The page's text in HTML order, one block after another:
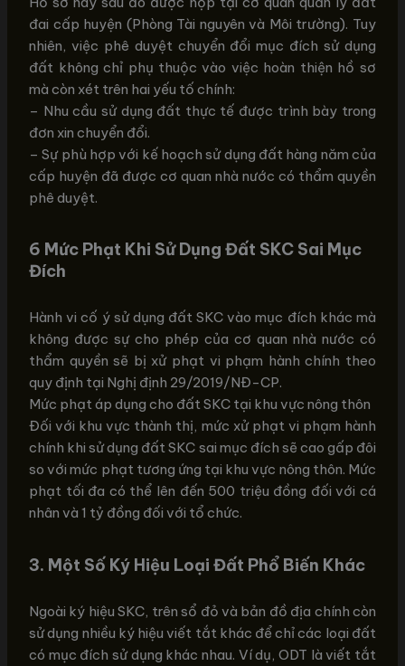
đai cấp huyện (Phòng Tài nguyên và Môi trường). Tuy
nhiên, việc phê duyệt chuyển đổi mục đích sử dụng
đất không chỉ phụ thuộc vào việc hoàn thiện hồ sơ
mà còn xét trên hai yếu tố chính:
– Nhu cầu sử dụng đất thực tế được trình bày trong
đơn xin chuyển đổi.
– Sự phù hợp với kế hoạch sử dụng đất hàng năm của
cấp huyện đã được cơ quan nhà nước có thẩm quyền
phê duyệt.
6 Mức Phạt Khi Sử Dụng Đất SKC Sai Mục
Đích
Hành vi cố ý sử dụng đất SKC vào mục đích khác mà
không được sự cho phép của cơ quan nhà nước có
thẩm quyền sẽ bị xử phạt vi phạm hành chính theo
quy định tại Nghị định 29/2019/NĐ-CP.
Mức phạt áp dụng cho đất SKC tại khu vực nông thôn
Đối với khu vực thành thị, mức xử phạt vi phạm hành
chính khi sử dụng đất SKC sai mục đích sẽ cao gấp đôi
so với mức phạt tương ứng tại khu vực nông thôn. Mức
phạt tối đa có thể lên đến 500 triệu đồng đối với cá
nhân và 1 tỷ đồng đối với tổ chức.
3. Một Số Ký Hiệu Loại Đất Phổ Biến Khác
Ngoài ký hiệu SKC, trên sổ đỏ và bản đồ địa chính còn
sử dụng nhiều ký hiệu viết tắt khác để chỉ các loại đất
có mục đích sử dụng khác nhau. Ví dụ, ODT là viết tắt